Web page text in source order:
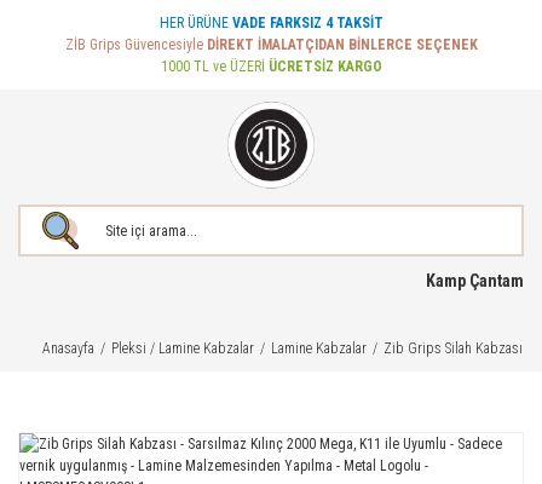
HER ÜRÜNE VADE FARKSIZ 4 TAKSİT
ZİB Grips Güvencesiyle DİREKT İMALATÇIDAN BİNLERCE SEÇENEK
1000 TL ve ÜZERİ ÜCRETSİZ KARGO
Kamp Çantam
Anasayfa Pleksi / Lamine Kabzalar Lamine Kabzalar Zib Grips Silah Kabzası -